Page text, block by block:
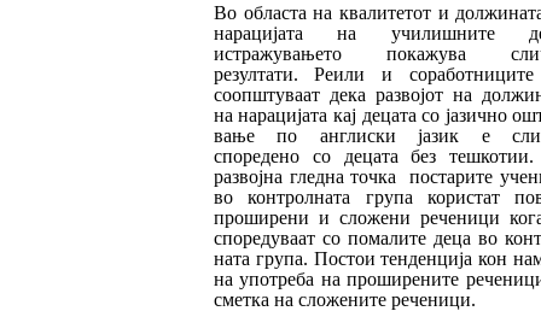
Во областа на квалитетот и
нарацијата на училишните
истражувањето покажува
резултати. Реили и соработници
соопштуваат дека развојот на
на нарацијата кај децата со јазично
вање по англиски јазик е
споредено со децата без
развојна гледна точка постарите
во контролната група користат
проширени и сложени реченици
споредуваат со помалите деца во кон
ната група. Постои тенденција кон
на употреба на проширените
сметка на сложените реченици.